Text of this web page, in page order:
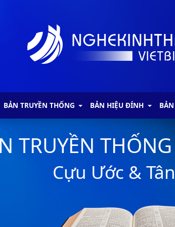
BẢN TRUYỀN THỐNG BẢN HIỆU ĐÍNH
TRUYỀN
Cựu Ước &